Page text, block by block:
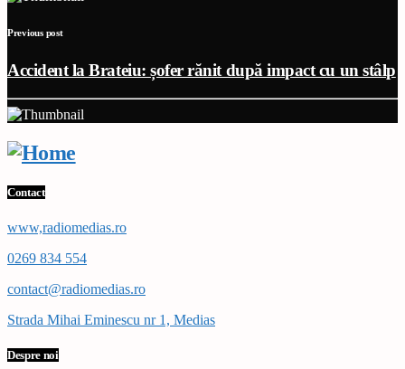
Previous post
Accident la Brateiu: șofer rănit după impact cu un stâlp
Contact
www,radiomedias.ro
0269 834 554
contact@radiomedias.ro
Strada Mihai Eminescu nr 1, Medias
Despre noi